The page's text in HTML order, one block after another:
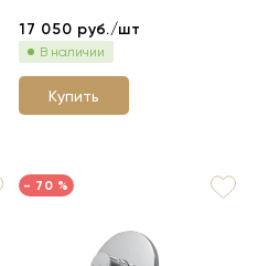
17 050 руб./шт
В наличии
Купить
- 70 %